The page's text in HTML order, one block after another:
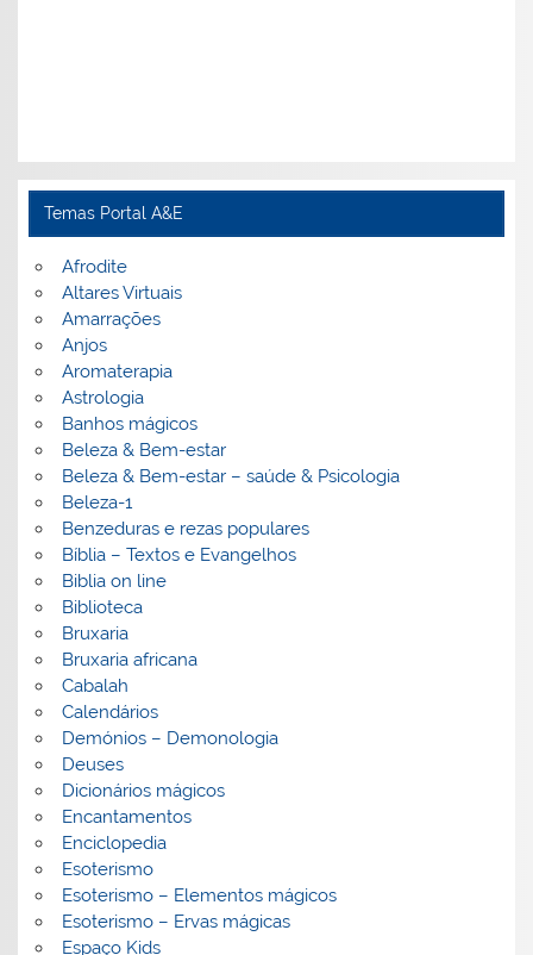
Temas Portal A&E
Afrodite
Altares Virtuais
Amarrações
Anjos
Aromaterapia
Astrologia
Banhos mágicos
Beleza & Bem-estar
Beleza & Bem-estar – saúde & Psicologia
Beleza-1
Benzeduras e rezas populares
Bíblia – Textos e Evangelhos
Biblia on line
Biblioteca
Bruxaria
Bruxaria africana
Cabalah
Calendários
Demónios – Demonologia
Deuses
Dicionários mágicos
Encantamentos
Enciclopedia
Esoterismo
Esoterismo – Elementos mágicos
Esoterismo – Ervas mágicas
Espaço Kids